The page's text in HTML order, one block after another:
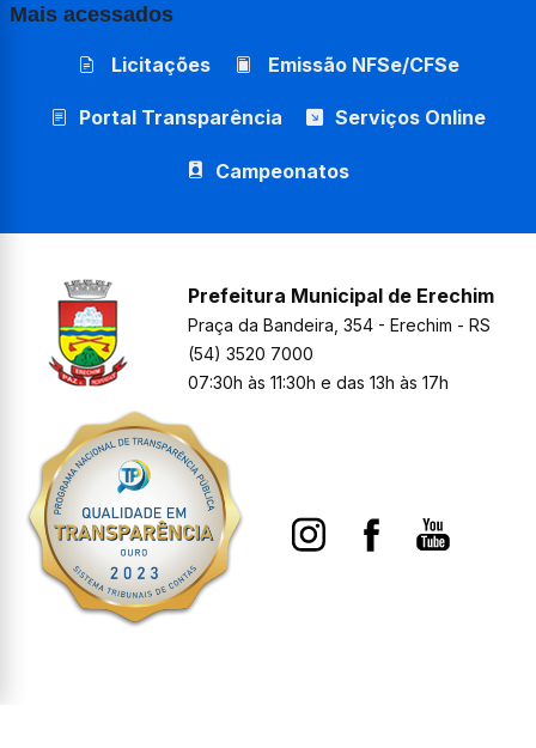
Mais acessados
Licitações Emissão NFSe/CFSe
Portal Transparência Serviços Online
Campeonatos
Prefeitura Municipal de Erechim
Praça da Bandeira, 354 - Erechim - RS
(54) 3520 7000
07:30h às 11:30h e das 13h às 17h